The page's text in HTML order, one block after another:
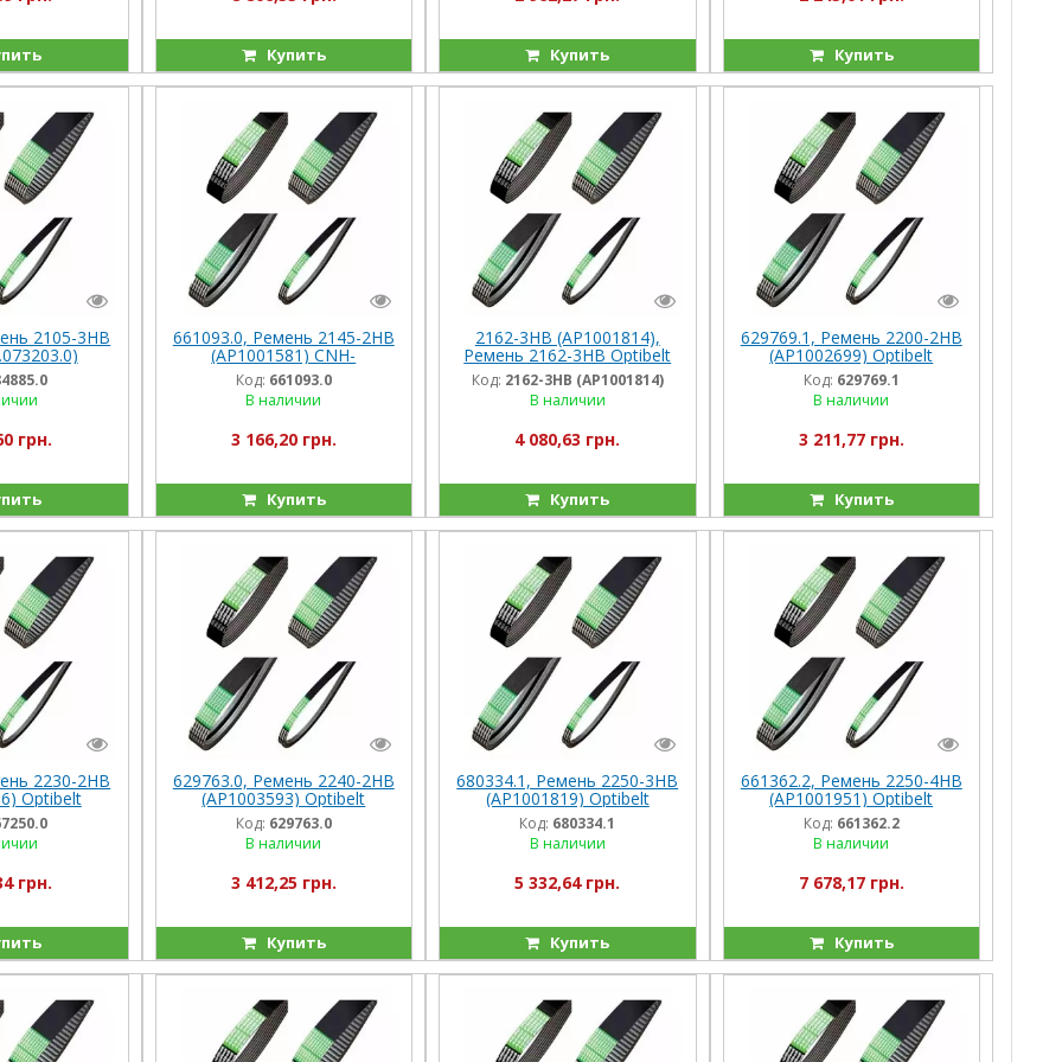
Купить Купить Купить
2105-3HB
026090)
Optibelt
880
грн.
661093.0, Ремень 2145-2HB
(AP1001581) CNH-
No.84057393 Optibelt,
Mega/Com/Lex/CX
Код: 661093.0
В наличии
3 166,20 грн.
Купить
2162-3НВ (AP1001814),
Ремень 2162-3HB Optibelt
(Германия) Палесье-812
Код: 2162-3НВ (AP1001814)
В наличии
4 080,63 грн.
Купить
629769.1, Ремень 2200-2HB
(AP1002699) Optibelt
(Германия), М203/204,
Dom108/118/98, Jag830/900
Код: 629769.1
В наличии
3 211,77 грн.
Купить
2230-2HB
Optibelt
560
грн.
629763.0, Ремень 2240-2HB
(AP1003593) Optibelt
(Германия) Dom108/118,
Com116/228, Jag685/695
Код: 629763.0
В наличии
3 412,25 грн.
Купить
680334.1, Ремень 2250-3HB
(AP1001819) Optibelt
(Германия) M203-218,
Dom108/118/98,
Com116/228
Код: 680334.1
В наличии
5 332,64 грн.
Купить
661362.2, Ремень 2250-4HB
(AP1001951) Optibelt
(Германия), M203/204
Код: 661362.2
В наличии
7 678,17 грн.
Купить